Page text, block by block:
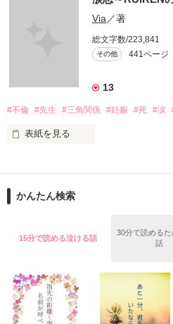
第一弾から第十弾
作品を読むのに役立てばと思います
Via ／著
総文字数/223,841
その他 441ページ
13
#不倫 #先生 #三角関係 #妊娠 #死 #涙
表紙を見る
泣かせてばかりで…ゴメン…」
ユウは悲しく微笑む・・・・
悩み傷つき　精一杯愛した人
かんたん検索
15分で読める泣ける話
30分で読めるた
話